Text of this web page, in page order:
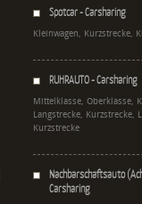
Spotcar - Carsharing
Kleinwagen, Kurzstrecke,
RUHRAUTO - Carsharing
Mittelklasse, Oberklasse,
Langstrecke, Kurzstrecke,
Kurzstrecke
Nachbarschaftsauto
Carsharing